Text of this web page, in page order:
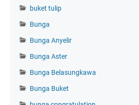
buket tulip
Bunga
Bunga Anyelir
Bunga Aster
Bunga Belasungkawa
Bunga Buket